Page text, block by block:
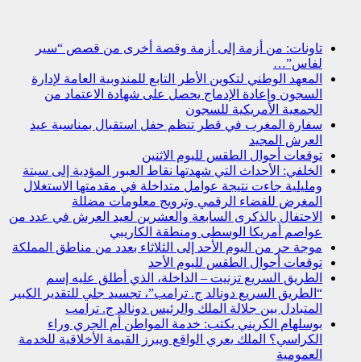
تاونات: من أزمة إلى أزمة وقصة أخرى من قصص “سير
لفاس”…
المعهد الوطني لتكوين الأطر التابع للمندوبية العامة لإدارة
السجون وإعادة الإدماج يحصل على شهادة الاعتماد من
الجمعية الأمريكية للسجون
سفارة المغرب في قطر تنظم حفل استقبال بمناسبة عيد
العرش المجيد
توقعات أحوال الطقس لليوم الاثنين
الخلفي: الأحداث التي شهدتها نقاط العبور المؤدية إلى سبتة
ومليلية جاءت نتيجة عوامل متداخلة في مقدمتها الاستغلال
المغرض للفضاء الرقمي وترويج معلومات مضللة
الاحتفال بالذكرى السابعة والعشرين لعيد العرش في عدد من
عواصم أمريكا الوسطى ومنطقة الكاريبي
موجة حر من اليوم الأحد إلى الثلاثاء بعدد من مناطق المملكة
توقعات أحوال الطقس لليوم الأحد
الطريق السريع تزنيت – الداخلة، الذي أطلق عليه إسم
“الطريق السريع دونالد ج. ترامب”، تجسيد جلي للتقدير الكبير
المتبادل بين جلالة الملك والرئيس دونالد ج. ترامب
بوسلهام الكريني يكتب: خدمة المواطن أم الجري وراء
الكراسي؟ الملك يعري الواقع ويبرز القيمة الأخلاقية للخدمة
العمومية